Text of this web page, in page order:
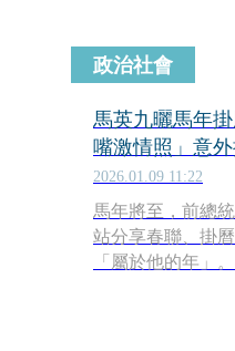
政治社會
馬英九曬馬年
嘴激情照」意
2026.01.09 11:22
馬年將至，前總
站分享春聯、掛
「屬於他的年」